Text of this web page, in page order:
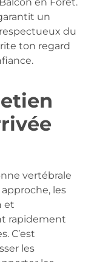
un
du
ton regard
vertébrale
les
et
rapidement
C’est
les